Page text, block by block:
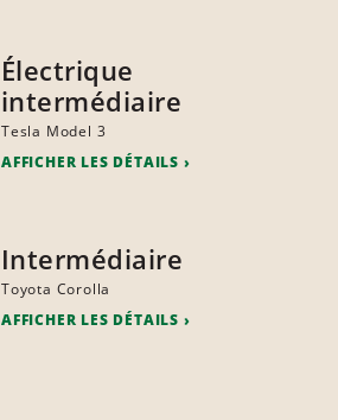
Électrique
intermédiaire
Tesla Model 3
AFFICHER LES DÉTAILS
Intermédiaire
Toyota Corolla
AFFICHER LES DÉTAILS